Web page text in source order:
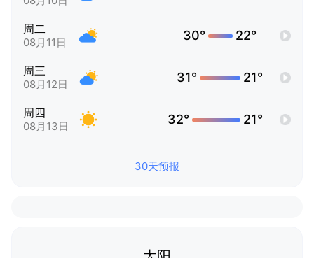
周二
08月11日 30° 22°
周三
08月12日 31° 21°
周四
08月13日 32° 21°
30天预报